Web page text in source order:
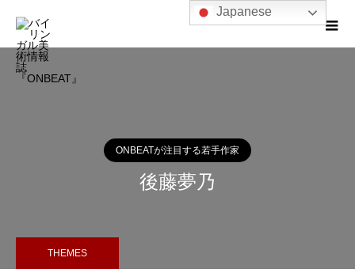
ONBEATが注目する若手作家
後藤夢乃
THEMES
Japanese